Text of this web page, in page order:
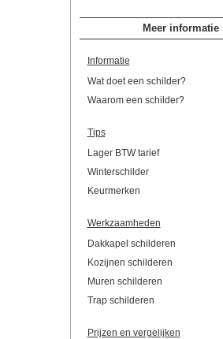
Meer informatie
Informatie
Wat doet een schilder?
Waarom een schilder?
Tips
Lager BTW tarief
Winterschilder
Keurmerken
Werkzaamheden
Dakkapel schilderen
Kozijnen schilderen
Muren schilderen
Trap schilderen
Prijzen en vergelijken